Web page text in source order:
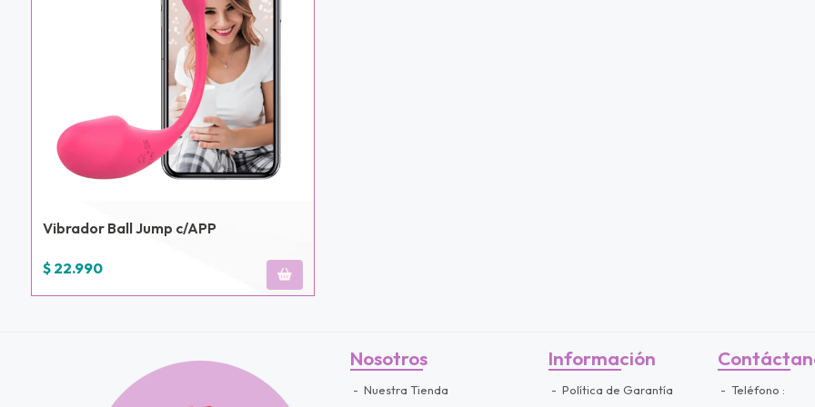
Vibrador Ball Jump c/APP
$ 22.990
Nosotros
Nuestra Tienda
Información
Política de Garantía
Teléfono